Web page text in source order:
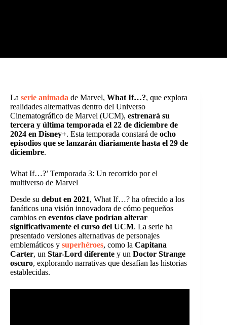
La serie animada de Marvel, What If…?, que explora
realidades alternativas dentro del Universo
Cinematográfico de Marvel (UCM), estrenará su
tercera y última temporada el 22 de diciembre de
2024 en Disney+. Esta temporada constará de ocho
episodios que se lanzarán diariamente hasta el 29 de
diciembre.
What If…?’ Temporada 3: Un recorrido por el
multiverso de Marvel
Desde su debut en 2021, What If…? ha ofrecido a los
fanáticos una visión innovadora de cómo pequeños
cambios en eventos clave podrían alterar
significativamente el curso del UCM. La serie ha
presentado versiones alternativas de personajes
emblemáticos y superhéroes, como la Capitana
Carter, un Star-Lord diferente y un Doctor Strange
oscuro, explorando narrativas que desafían las historias
establecidas.